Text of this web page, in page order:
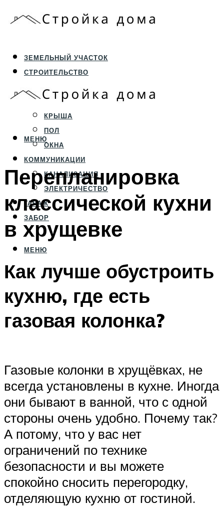
ЗЕМЕЛЬНЫЙ УЧАСТОК
СТРОИТЕЛЬСТВО
ФУНДАМЕНТ И ЦОКОЛЬ
ПЕРЕКРЫТИЯ И СТЕНЫ
КРЫША
ПОЛ
ОКНА
КОММУНИКАЦИИ
КАНАЛИЗАЦИЯ
ЭЛЕКТРИЧЕСТВО
ГАРАЖ
ЗАБОР
МЕНЮ
МЕНЮ
Перепланировка
классической кухни
в хрущевке
Как лучше обустроить
кухню, где есть
газовая колонка?
Газовые колонки в хрущёвках, не
всегда установлены в кухне. Иногда
они бывают в ванной, что с одной
стороны очень удобно. Почему так?
А потому, что у вас нет
ограничений по технике
безопасности и вы можете
спокойно сносить перегородку,
отделяющую кухню от гостиной.